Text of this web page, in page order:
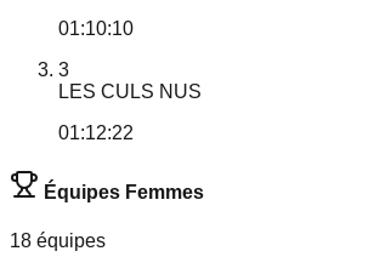
01:10:10
3
LES CULS NUS
01:12:22
Équipes Femmes
18 équipes